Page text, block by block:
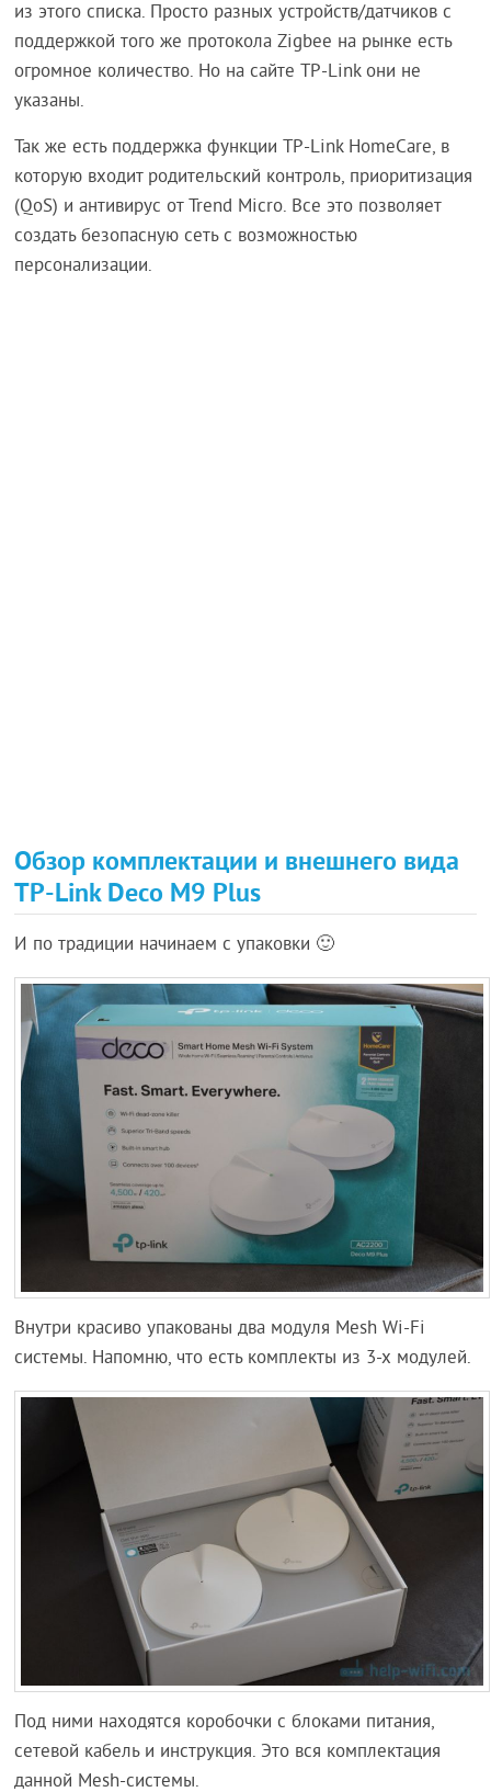
из этого списка. Просто разных устройств/датчиков с
поддержкой того же протокола Zigbee на рынке есть
огромное количество. Но на сайте TP-Link они не
указаны.
Так же есть поддержка функции TP-Link HomeCare, в
которую входит родительский контроль, приоритизация
(QoS) и антивирус от Trend Micro. Все это позволяет
создать безопасную сеть с возможностью
персонализации.
Обзор комплектации и внешнего вида
TP-Link Deco M9 Plus
И по традиции начинаем с упаковки 🙂
Внутри красиво упакованы два модуля Mesh Wi-Fi
системы. Напомню, что есть комплекты из 3-х модулей.
Под ними находятся коробочки с блоками питания,
сетевой кабель и инструкция. Это вся комплектация
данной Mesh-системы.